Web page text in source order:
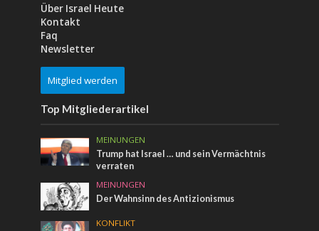
Über Israel Heute
Kontakt
Faq
Newsletter
Mitglied werden
Top Mitgliederartikel
MEINUNGEN
Trump hat Israel … und sein Vermächtnis
verraten
MEINUNGEN
Der Wahnsinn des Antizionismus
KONFLIKT